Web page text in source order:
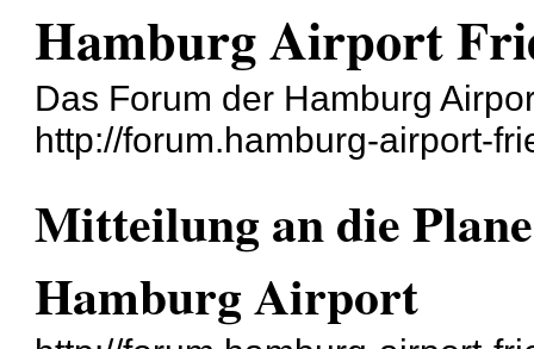
Hamburg Airport
Das Forum der Hamburg
http://forum.hamburg-airport-
Mitteilung an die
Hamburg Airport